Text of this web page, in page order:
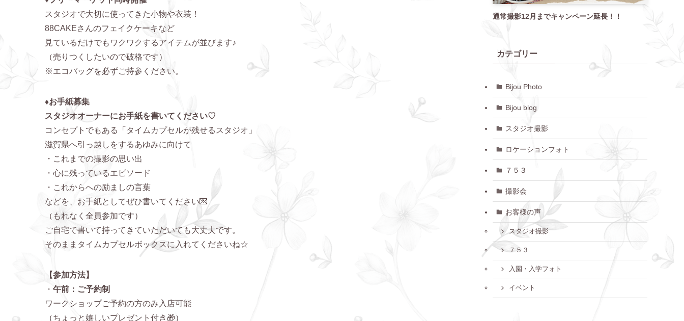
スタジオで大切に使ってきた小物や衣装！
88CAKEさんのフェイクケーキなど
見ているだけでもワクワクするアイテムが並びます♪
（売りつくしたいので破格です）
※エコバッグを必ずご持参ください。
♦お手紙募集
スタジオオーナーにお手紙を書いてください♡
コンセプトでもある「タイムカプセルが残せるスタジオ」
滋賀県へ引っ越しをするあゆみに向けて
・これまでの撮影の思い出
・心に残っているエピソード
・これからへの励ましの言葉
などを、お手紙としてぜひ書いてください💌
（もれなく全員参加です）
ご自宅で書いて持ってきていただいても大丈夫です。
そのままタイムカプセルボックスに入れてくださいね☆
【参加方法】
・ 午前：ご予約制
ワークショップご予約の方のみ入店可能
（ちょっと嬉しいプレゼント付き🎁）
通常撮影12月までキャンペーン延長！！
カテゴリー
Bijou Photo
Bijou blog
スタジオ撮影
ロケーションフォト
７５３
撮影会
お客様の声
スタジオ撮影
７５３
入園・入学フォト
イベント